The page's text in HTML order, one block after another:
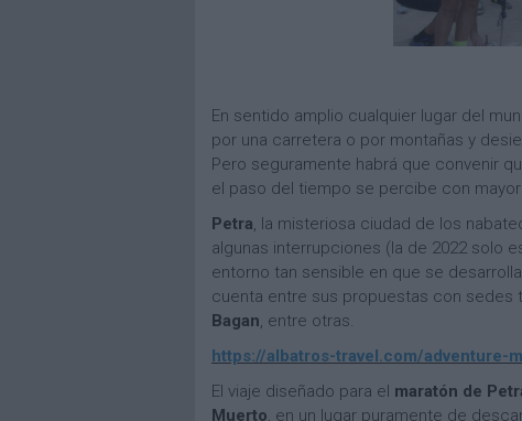
En sentido amplio cualquier lugar del
por una carretera o por montañas y
Pero seguramente habrá que convenir
el paso del tiempo se percibe con
Petra, la misteriosa ciudad de los
algunas interrupciones (la de 2022 solo
entorno tan sensible en que se
cuenta entre sus propuestas con sedes
Bagan, entre otras.
https://albatros-travel.com/adventure-
El viaje diseñado para el maratón de
Muerto, en un lugar puramente de